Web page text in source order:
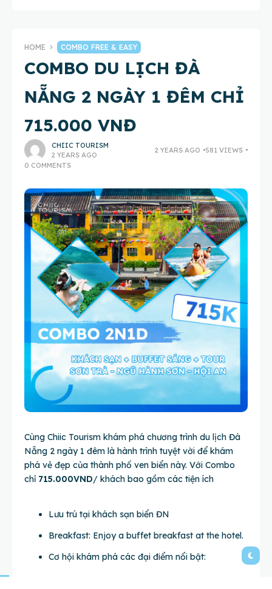
HOME COMBO FREE & EASY
COMBO DU LỊCH ĐÀ
NẴNG 2 NGÀY 1 ĐÊM CHỈ
715.000 VNĐ
CHIIC TOURISM
2 YEARS AGO
2 YEARS AGO
581 VIEWS
0 COMMENTS
Cùng Chiic Tourism khám phá chương trình du lịch Đà
Nẵng 2 ngày 1 đêm là hành trình tuyệt vời để khám
phá vẻ đẹp của thành phố ven biển này. Với Combo
chỉ 715.000VND/ khách bao gồm các tiện ích
Lưu trú tại khách sạn biển ĐN
Breakfast: Enjoy a buffet breakfast at the hotel.
Cơ hội khám phá các đại điểm nổi bật: